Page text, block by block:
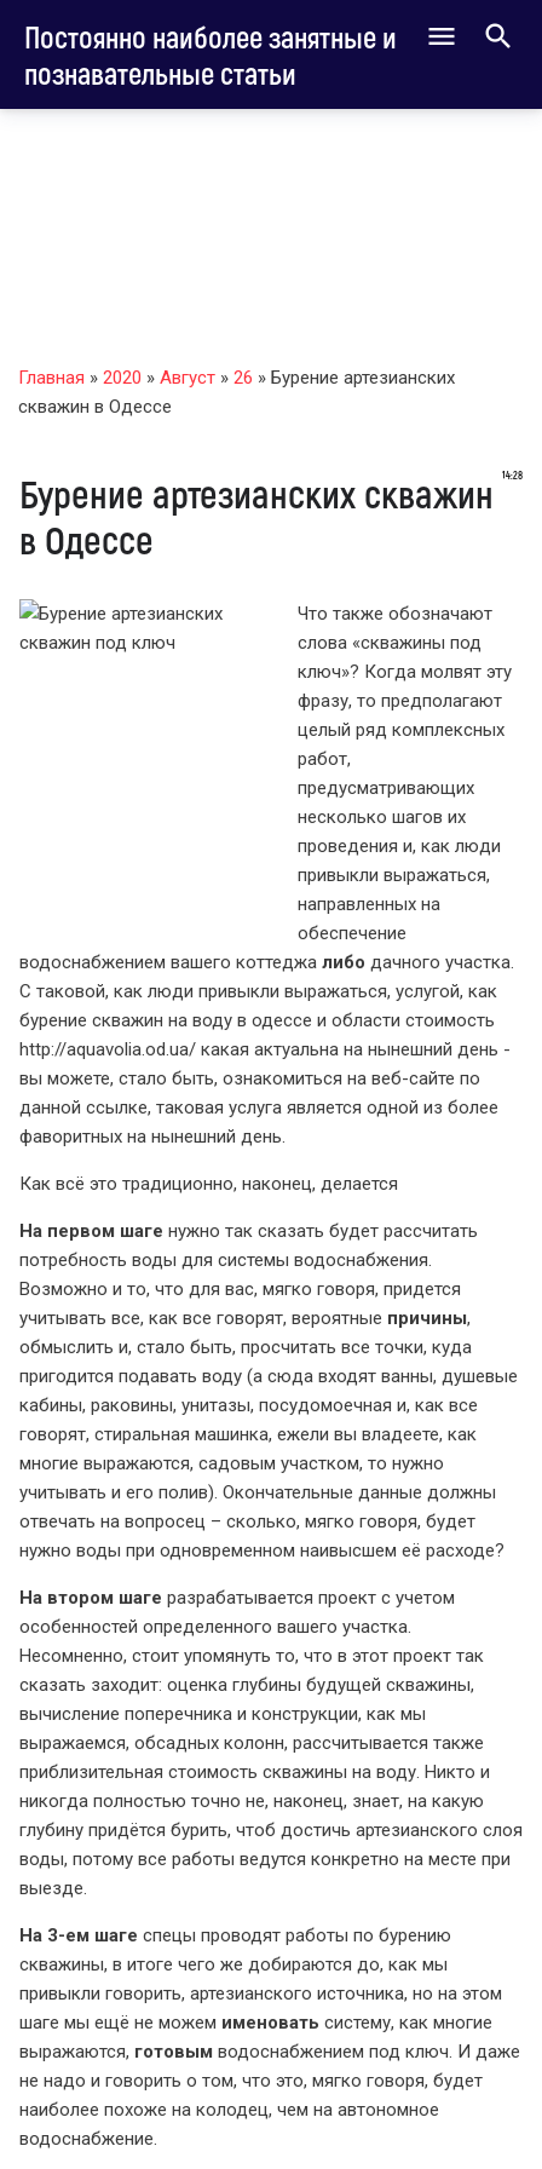
Постоянно наиболее занятные и
познавательные статьи
Главная » 2020 » Август » 26 » Бурение артезианских
скважин в Одессе
14:28
Бурение артезианских скважин
в Одессе
Что также обозначают
слова «скважины под
ключ»? Когда молвят эту
фразу, то предполагают
целый ряд комплексных
работ,
предусматривающих
несколько шагов их
проведения и, как люди
привыкли выражаться,
направленных на
обеспечение
водоснабжением вашего коттеджа либо дачного участка.
С таковой, как люди привыкли выражаться, услугой, как
бурение скважин на воду в одессе и области стоимость
http://aquavolia.od.ua/ какая актуальна на нынешний день -
вы можете, стало быть, ознакомиться на веб-сайте по
данной ссылке, таковая услуга является одной из более
фаворитных на нынешний день.
Как всё это традиционно, наконец, делается
На первом шаге нужно так сказать будет рассчитать
потребность воды для системы водоснабжения.
Возможно и то, что для вас, мягко говоря, придется
учитывать все, как все говорят, вероятные причины,
обмыслить и, стало быть, просчитать все точки, куда
пригодится подавать воду (а сюда входят ванны, душевые
кабины, раковины, унитазы, посудомоечная и, как все
говорят, стиральная машинка, ежели вы владеете, как
многие выражаются, садовым участком, то нужно
учитывать и его полив). Окончательные данные должны
отвечать на вопросец – сколько, мягко говоря, будет
нужно воды при одновременном наивысшем её расходе?
На втором шаге разрабатывается проект с учетом
особенностей определенного вашего участка.
Несомненно, стоит упомянуть то, что в этот проект так
сказать заходит: оценка глубины будущей скважины,
вычисление поперечника и конструкции, как мы
выражаемся, обсадных колонн, рассчитывается также
приблизительная стоимость скважины на воду. Никто и
никогда полностью точно не, наконец, знает, на какую
глубину придётся бурить, чтоб достичь артезианского слоя
воды, потому все работы ведутся конкретно на месте при
выезде.
На 3-ем шаге спецы проводят работы по бурению
скважины, в итоге чего же добираются до, как мы
привыкли говорить, артезианского источника, но на этом
шаге мы ещё не можем именовать систему, как многие
выражаются, готовым водоснабжением под ключ. И даже
не надо и говорить о том, что это, мягко говоря, будет
наиболее похоже на колодец, чем на автономное
водоснабжение.